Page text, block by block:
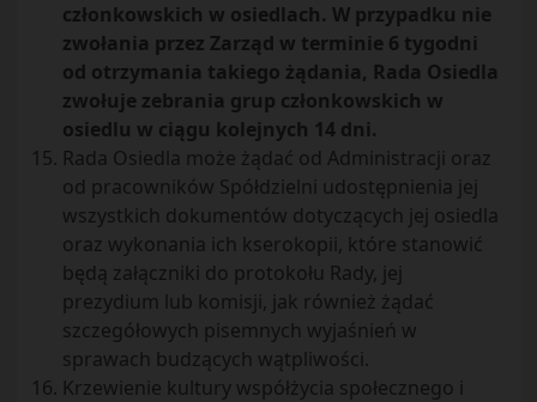
członkowskich w osiedlach. W przypadku nie
zwołania przez Zarząd w terminie 6 tygodni
od otrzymania takiego żądania, Rada Osiedla
zwołuje zebrania grup członkowskich w
osiedlu w ciągu kolejnych 14 dni.
Rada Osiedla może żądać od Administracji oraz
od pracowników Spółdzielni udostępnienia jej
wszystkich dokumentów dotyczących jej osiedla
oraz wykonania ich kserokopii, które stanowić
będą załączniki do protokołu Rady, jej
prezydium lub komisji, jak również żądać
szczegółowych pisemnych wyjaśnień w
sprawach budzących wątpliwości.
Krzewienie kultury współżycia społecznego i